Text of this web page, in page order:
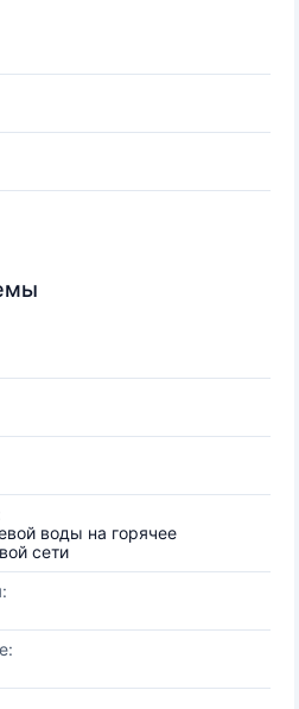
воды на горячее
сети